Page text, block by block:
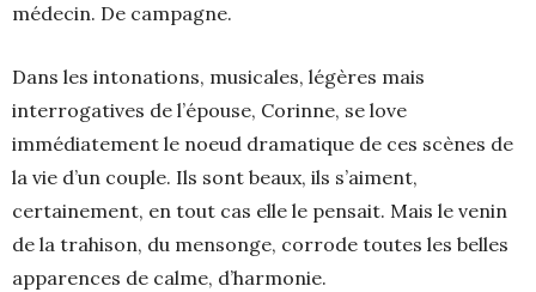
médecin. De campagne.
Dans les intonations, musicales, légères mais
interrogatives de l’épouse, Corinne, se love
immédiatement le noeud dramatique de ces scènes de
la vie d’un couple. Ils sont beaux, ils s’aiment,
certainement, en tout cas elle le pensait. Mais le venin
de la trahison, du mensonge, corrode toutes les belles
apparences de calme, d’harmonie.